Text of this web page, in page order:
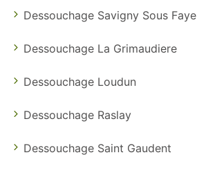
Dessouchage Savigny Sous Faye
Dessouchage La Grimaudiere
Dessouchage Loudun
Dessouchage Raslay
Dessouchage Saint Gaudent